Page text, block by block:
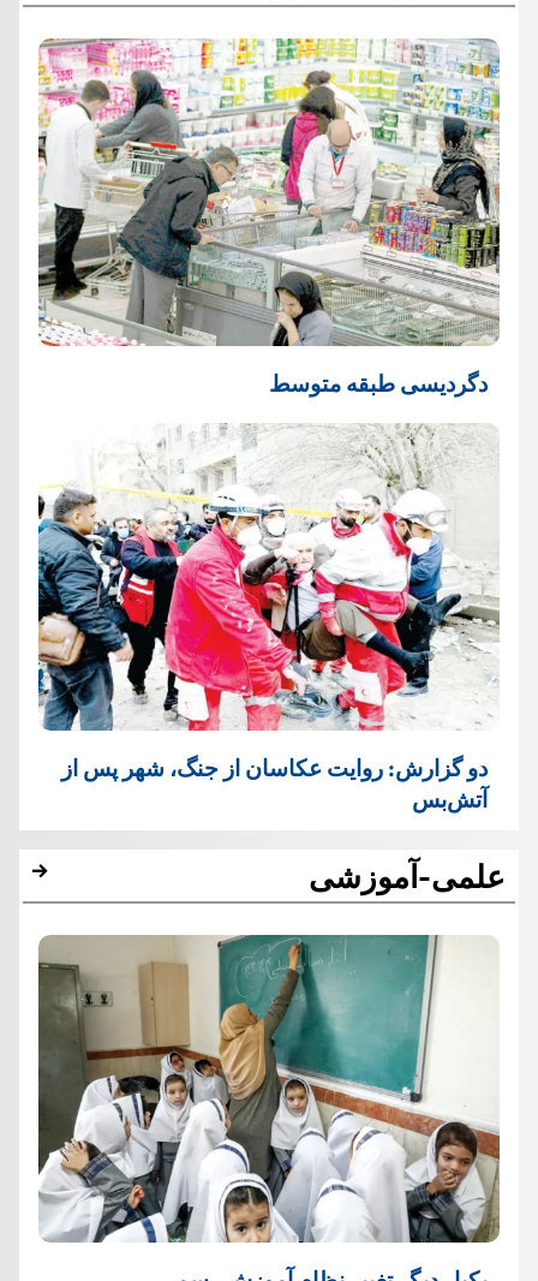
دگردیسی طبقه متوسط
دو گزارش: روایت عکاسان از جنگ، شهر پس از
آتش‌بس
علمی-آموزشی